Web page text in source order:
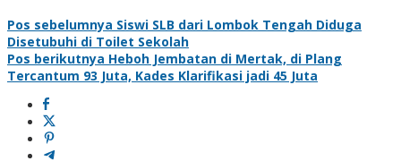
Pos sebelumnya Siswi SLB dari Lombok Tengah Diduga
Disetubuhi di Toilet Sekolah
Pos berikutnya Heboh Jembatan di Mertak, di Plang
Tercantum 93 Juta, Kades Klarifikasi jadi 45 Juta